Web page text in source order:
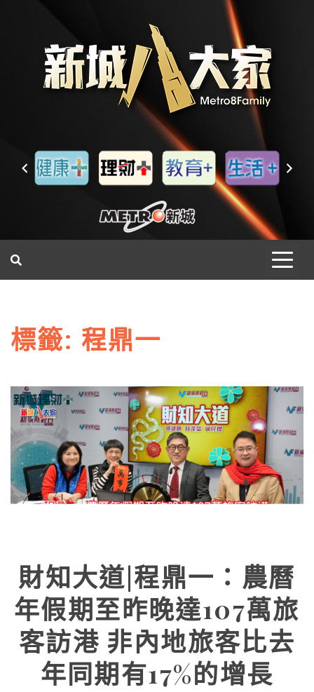
標籤: 程鼎一
財知大道|程鼎一：農曆
年假期至昨晚達107萬旅
客訪港 非內地旅客比去
年同期有17%的增長